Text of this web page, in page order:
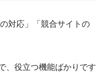
対応」「競合サイトの
、役立つ機能ばかりです